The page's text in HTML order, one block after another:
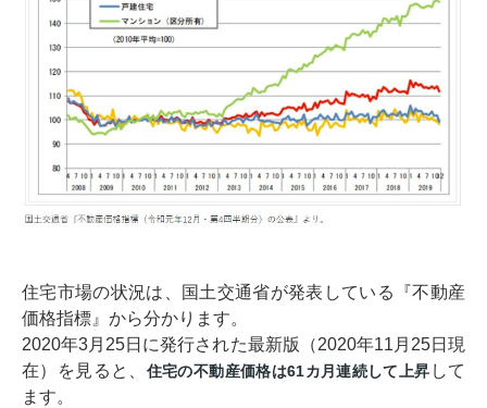
住宅市場の状況は、国土交通省が発表している『不動産
価格指標』から分かります。
2020年3月25日に発行された最新版（2020年11月25日現
在）を見ると、 住宅の不動産価格は61カ月連続して上昇 して
ます。